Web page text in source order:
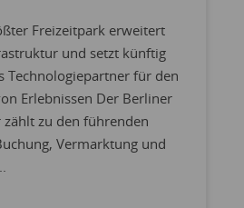
Freizeitpark erweitert
und setzt künftig
Technologiepartner für den
Erlebnissen Der Berliner
zu den führenden
Vermarktung und